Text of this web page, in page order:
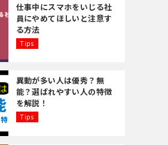
仕事中にスマホをいじる社
員にやめてほしいと注意す
る方法
Tips
異動が多い人は優秀？無
能？選ばれやすい人の特徴
を解説！
Tips